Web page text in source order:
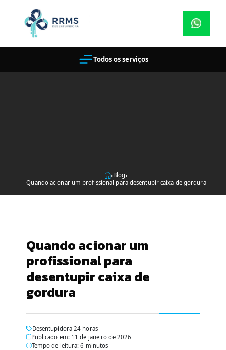
Todos os serviços
•Blog•
Quando acionar um profissional para desentupir caixa de gordura
Quando acionar um
profissional para
desentupir caixa de
gordura
Desentupidora 24 horas
Publicado em: 11 de janeiro de 2026
Tempo de leitura: 6 minutos